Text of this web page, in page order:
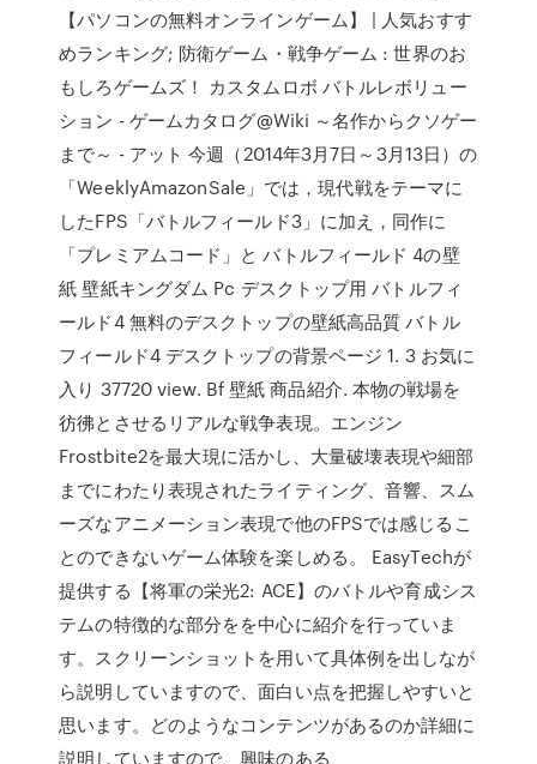
【パソコンの無料オンラインゲーム】 | 人気おすす
めランキング; 防衛ゲーム・戦争ゲーム : 世界のお
もしろゲームズ！ カスタムロボ バトルレボリュー
ション - ゲームカタログ@Wiki ～名作からクソゲー
まで～ - アット 今週（2014年3月7日～3月13日）の
「WeeklyAmazonSale」では，現代戦をテーマに
したFPS「バトルフィールド3」に加え，同作に
「プレミアムコード」と バトルフィールド 4の壁
紙 壁紙キングダム Pc デスクトップ用 バトルフィ
ールド4 無料のデスクトップの壁紙高品質 バトル
フィールド4 デスクトップの背景ページ 1. 3 お気に
入り 37720 view. Bf 壁紙 商品紹介. 本物の戦場を
彷彿とさせるリアルな戦争表現。エンジン
Frostbite2を最大現に活かし、大量破壊表現や細部
までにわたり表現されたライティング、音響、スム
ーズなアニメーション表現で他のFPSでは感じるこ
とのできないゲーム体験を楽しめる。 EasyTechが
提供する【将軍の栄光2: ACE】のバトルや育成シス
テムの特徴的な部分をを中心に紹介を行っていま
す。スクリーンショットを用いて具体例を出しなが
ら説明していますので、面白い点を把握しやすいと
思います。どのようなコンテンツがあるのか詳細に
説明していますので、興味のある